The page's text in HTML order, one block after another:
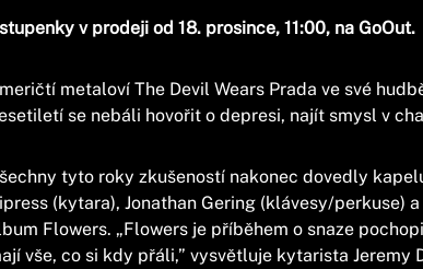
v prodeji od 18. prosince, 11:00, na GoOut.
metaloví The Devil Wears Prada ve své
se nebáli hovořit o depresi, najít smysl v
tyto roky zkušeností nakonec dovedly
(kytara), Jonathan Gering (klávesy/perkuse)
Flowers. „Flowers je příběhem o snaze
vše, co si kdy přáli,” vysvětluje kytarista Jeremy